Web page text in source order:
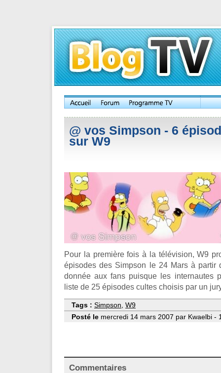
@ vos Simpson - 6
sur W9
Pour la première fois à la télévision, W9
épisodes des Simpson le 24 Mars à partir
donnée aux fans puisque les internautes
liste de 25 épisodes cultes choisis par un
Tags : Simpson W9
Posté le mercredi 14 mars 2007 par Kwaelbi -
Commentaires